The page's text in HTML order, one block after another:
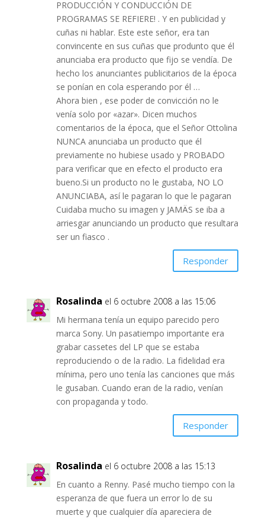
PRODUCCIÓN Y CONDUCCIÓN DE
PROGRAMAS SE REFIERE! . Y en publicidad y
cuñas ni hablar. Este este señor, era tan
convincente en sus cuñas que produnto que él
anunciaba era producto que fijo se vendía. De
hecho los anunciantes publicitarios de la época
se ponían en cola esperando por él …
Ahora bien , ese poder de convicción no le
venía solo por «azar». Dicen muchos
comentarios de la época, que el Señor Ottolina
NUNCA anunciaba un producto que él
previamente no hubiese usado y PROBADO
para verificar que en efecto el producto era
bueno.Si un producto no le gustaba, NO LO
ANUNCIABA, así le pagaran lo que le pagaran
Cuidaba mucho su imagen y JAMÄS se iba a
arriesgar anunciando un producto que resultara
ser un fiasco .
Responder
Rosalinda el 6 octubre 2008 a las 15:06
Mi hermana tenía un equipo parecido pero
marca Sony. Un pasatiempo importante era
grabar cassetes del LP que se estaba
reproduciendo o de la radio. La fidelidad era
mínima, pero uno tenía las canciones que más
le gusaban. Cuando eran de la radio, venían
con propaganda y todo.
Responder
Rosalinda el 6 octubre 2008 a las 15:13
En cuanto a Renny. Pasé mucho tiempo con la
esperanza de que fuera un error lo de su
muerte y que cualquier día apareciera de